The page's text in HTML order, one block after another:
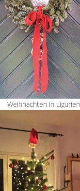
Weihnachten in Ligurien